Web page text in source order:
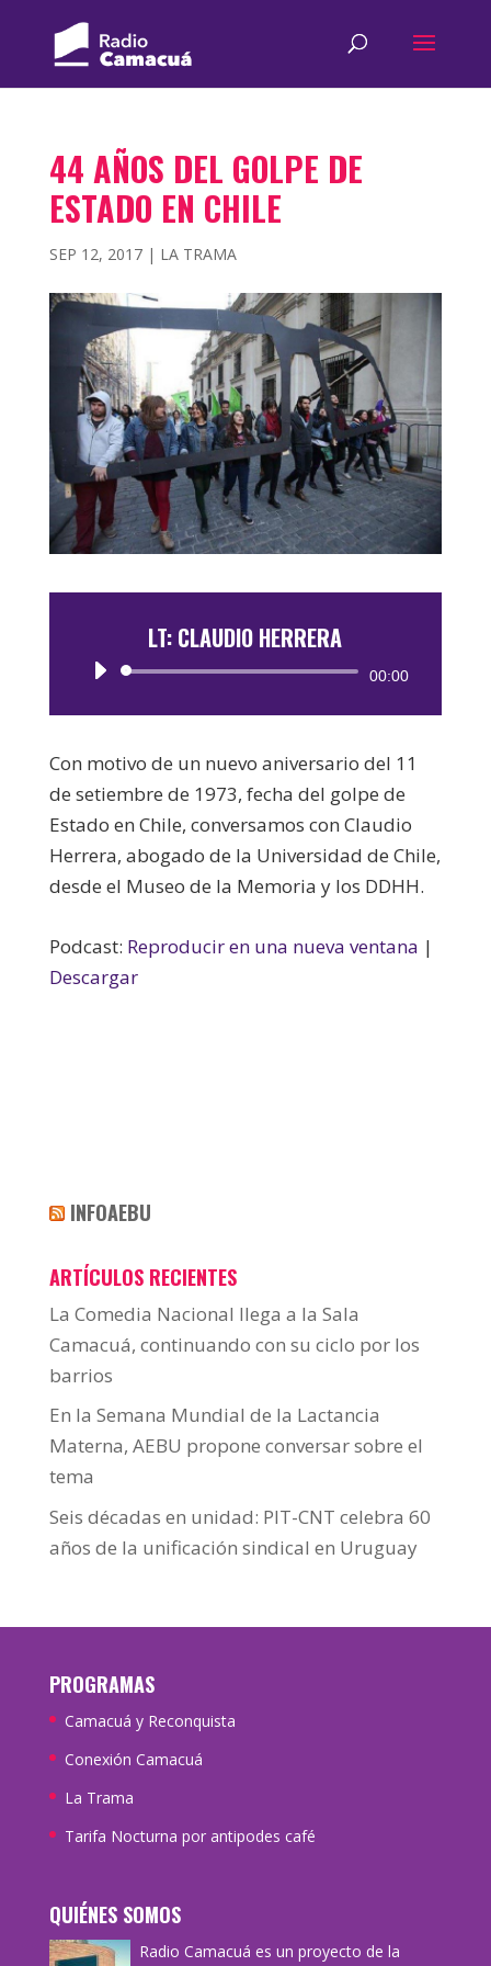
44 AÑOS DEL GOLPE DE
ESTADO EN CHILE
SEP 12, 2017| LA TRAMA
LT: CLAUDIO HERRERA
Reproductor
00:00
Con motivo de un nuevo aniversario del 11
de setiembre de 1973, fecha del golpe de
Estado en Chile, conversamos con Claudio
Herrera, abogado de la Universidad de Chile,
desde el Museo de la Memoria y los DDHH.
Podcast: Reproducir en una nueva ventana |
Descargar
INFOAEBU
ARTÍCULOS RECIENTES
La Comedia Nacional llega a la Sala
Camacuá, continuando con su ciclo por los
barrios
En la Semana Mundial de la Lactancia
Materna, AEBU propone conversar sobre el
tema
Seis décadas en unidad: PIT-CNT celebra 60
años de la unificación sindical en Uruguay
PROGRAMAS
Camacuá y Reconquista
Conexión Camacuá
La Trama
Tarifa Nocturna por antipodes café
QUIÉNES SOMOS
Radio Camacuá es un proyecto de la